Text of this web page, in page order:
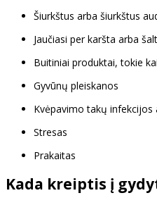
Šiurkštus arba šiurkštus
Jaučiasi per karšta arba
Buitiniai produktai, tokie
Gyvūnų pleiskanos
Kvėpavimo takų infekcijos
Stresas
Prakaitas
Kada kreiptis į